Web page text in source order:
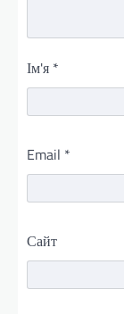
Ім'я *
Email *
Сайт